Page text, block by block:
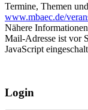
Termine, Themen
www.mbaec.de/
Nähere
Mail-Adresse ist vor
JavaScript
Login